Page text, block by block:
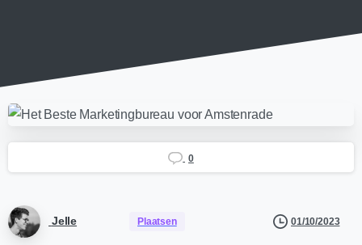
0
Jelle Plaatsen 01/10/2023